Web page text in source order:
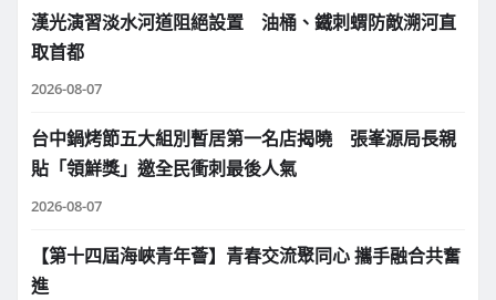
漢光演習淡水河道阻絕設置 油桶、鐵刺蝟防敵溯河直
取首都
2026-08-07
台中鍋烤節五大組別暫居第一名店揭曉 張峯源局長親
貼「領鮮獎」邀全民衝刺最後人氣
2026-08-07
【第十四屆海峽青年薈】青春交流聚同心 攜手融合共奮
進